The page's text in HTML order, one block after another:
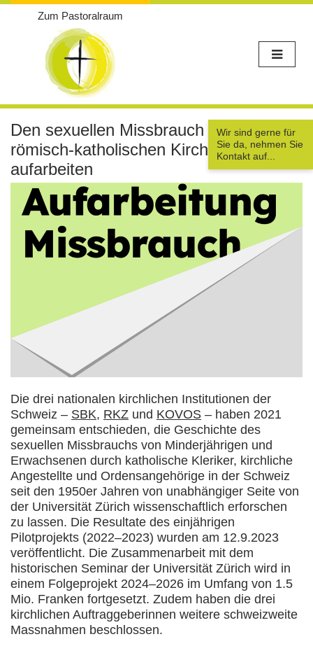
Weiter
zum
Inhalt
Zum Pastoralraum
Wir sind gerne für
Sie da, nehmen Sie
Kontakt auf...
Den sexuellen Missbrauch in der
römisch-katholischen Kirche
aufarbeiten
Die drei nationalen kirchlichen Institutionen der
Schweiz – SBK, RKZ und KOVOS – haben 2021
gemeinsam entschieden, die Geschichte des
sexuellen Missbrauchs von Minderjährigen und
Erwachsenen durch katholische Kleriker, kirchliche
Angestellte und Ordensangehörige in der Schweiz
seit den 1950er Jahren von unabhängiger Seite von
der Universität Zürich wissenschaftlich erforschen
zu lassen. Die Resultate des einjährigen
Pilotprojekts (2022–2023) wurden am 12.9.2023
veröffentlicht. Die Zusammenarbeit mit dem
historischen Seminar der Universität Zürich wird in
einem Folgeprojekt 2024–2026 im Umfang von 1.5
Mio. Franken fortgesetzt. Zudem haben die drei
kirchlichen Auftraggeberinnen weitere schweizweite
Massnahmen beschlossen.